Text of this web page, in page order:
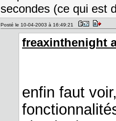
secondes (ce qui est
Posté le 10-04-2003 à 16:49:21
freaxinthenight
enfin faut